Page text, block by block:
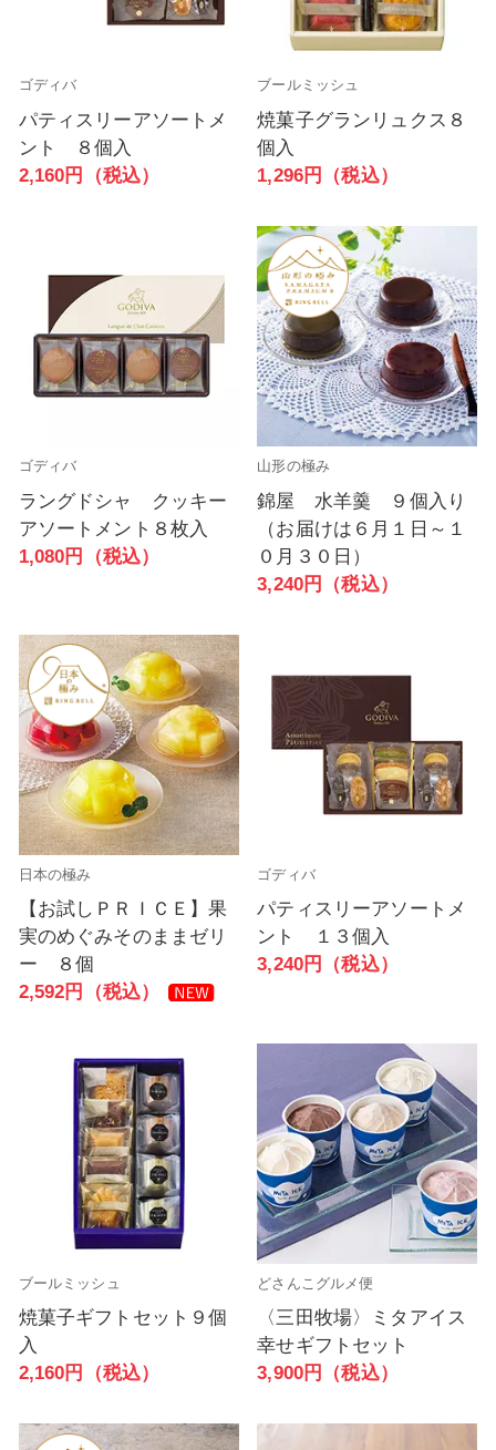
ゴディバ
パティスリーアソートメ
ント ８個入
2,160円（税込）
ブールミッシュ
焼菓子グランリュクス８
個入
1,296円（税込）
ゴディバ
ラングドシャ クッキー
アソートメント８枚入
1,080円（税込）
山形の極み
錦屋 水羊羹 ９個入り
（お届けは６月１日～１
０月３０日）
3,240円（税込）
日本の極み
【お試しＰＲＩＣＥ】果
実のめぐみそのままゼリ
ー ８個
2,592円（税込）
ゴディバ
パティスリーアソートメ
ント １３個入
3,240円（税込）
ブールミッシュ
焼菓子ギフトセット９個
入
2,160円（税込）
どさんこグルメ便
〈三田牧場〉ミタアイス
幸せギフトセット
3,900円（税込）